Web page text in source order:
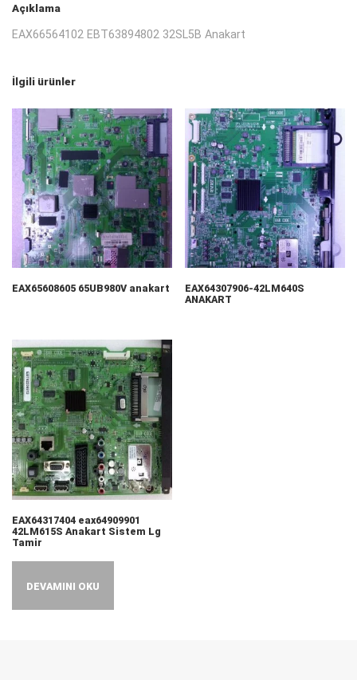
Açıklama
EAX66564102 EBT63894802 32SL5B Anakart
İlgili ürünler
EAX65608605 65UB980V anakart
EAX64307906-42LM640S
ANAKART
EAX64317404 eax64909901
42LM615S Anakart Sistem Lg
Tamir
DEVAMINI OKU